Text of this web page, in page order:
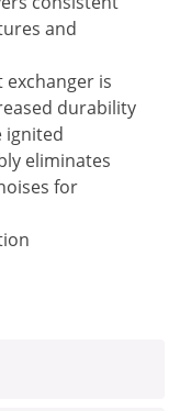
and
exchanger is
durability
ignited
eliminates
for